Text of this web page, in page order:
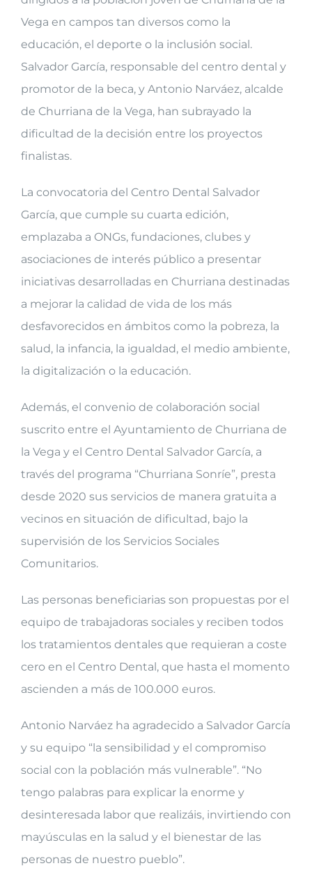
Vega en campos tan diversos como la
educación, el deporte o la inclusión social.
Salvador García, responsable del centro dental y
promotor de la beca, y Antonio Narváez, alcalde
de Churriana de la Vega, han subrayado la
dificultad de la decisión entre los proyectos
finalistas.
La convocatoria del Centro Dental Salvador
García, que cumple su cuarta edición,
emplazaba a ONGs, fundaciones, clubes y
asociaciones de interés público a presentar
iniciativas desarrolladas en Churriana destinadas
a mejorar la calidad de vida de los más
desfavorecidos en ámbitos como la pobreza, la
salud, la infancia, la igualdad, el medio ambiente,
la digitalización o la educación.
Además, el convenio de colaboración social
suscrito entre el Ayuntamiento de Churriana de
la Vega y el Centro Dental Salvador García, a
través del programa “Churriana Sonríe”, presta
desde 2020 sus servicios de manera gratuita a
vecinos en situación de dificultad, bajo la
supervisión de los Servicios Sociales
Comunitarios.
Las personas beneficiarias son propuestas por el
equipo de trabajadoras sociales y reciben todos
los tratamientos dentales que requieran a coste
cero en el Centro Dental, que hasta el momento
ascienden a más de 100.000 euros.
Antonio Narváez ha agradecido a Salvador García
y su equipo “la sensibilidad y el compromiso
social con la población más vulnerable”. “No
tengo palabras para explicar la enorme y
desinteresada labor que realizáis, invirtiendo con
mayúsculas en la salud y el bienestar de las
personas de nuestro pueblo”.